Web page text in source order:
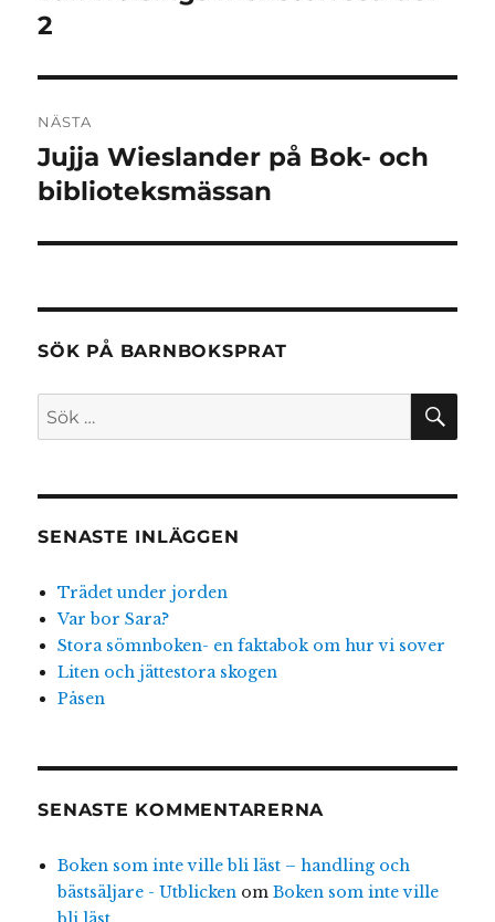
2
NÄSTA
Nästa
inlägg:
Jujja Wieslander på Bok- och
biblioteksmässan
SÖK PÅ BARNBOKSPRAT
SENASTE INLÄGGEN
Trädet under jorden
Var bor Sara?
Stora sömnboken- en faktabok om hur vi sover
Liten och jättestora skogen
Påsen
SENASTE KOMMENTARERNA
Boken som inte ville bli läst – handling och
bästsäljare - Utblicken om Boken som inte ville